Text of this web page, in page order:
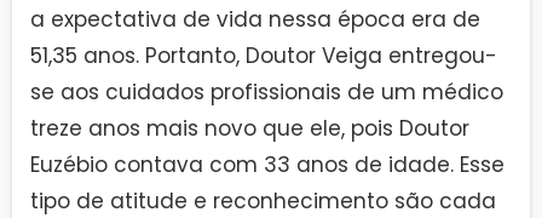
a expectativa de vida nessa época era de
51,35 anos. Portanto, Doutor Veiga entregou-
se aos cuidados profissionais de um médico
treze anos mais novo que ele, pois Doutor
Euzébio contava com 33 anos de idade. Esse
tipo de atitude e reconhecimento são cada